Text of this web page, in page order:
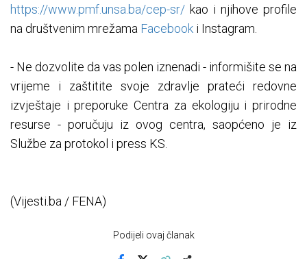
https://www.pmf.unsa.ba/cep-sr/ kao i njihove profile
na društvenim mrežama Facebook i Instagram.
- Ne dozvolite da vas polen iznenadi - informišite se na
vrijeme i zaštitite svoje zdravlje prateći redovne
izvještaje i preporuke Centra za ekologiju i prirodne
resurse - poručuju iz ovog centra, saopćeno je iz
Službe za protokol i press KS.
(Vijesti.ba / FENA)
Podijeli ovaj članak